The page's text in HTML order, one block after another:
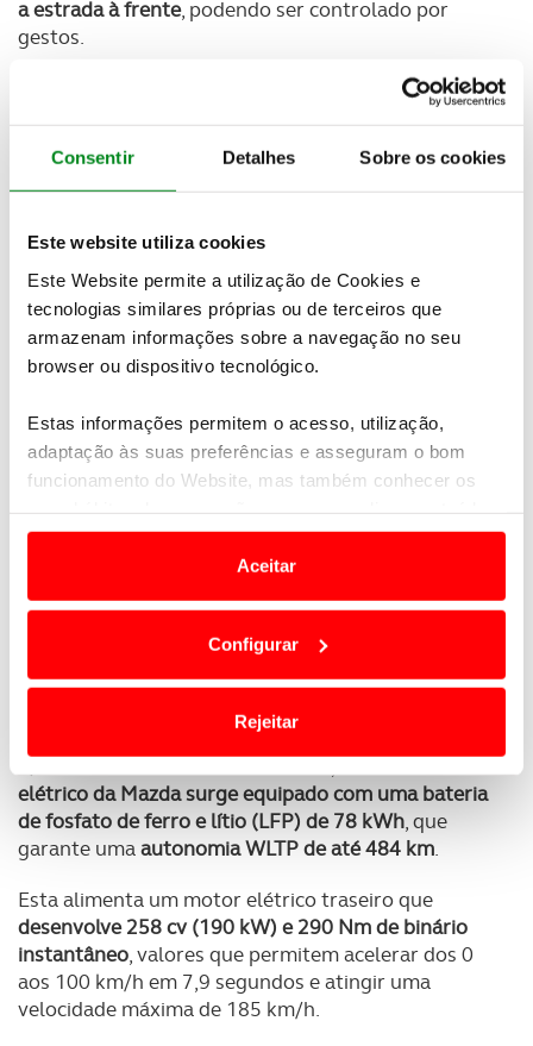
Consentir Detalhes Sobre os cookies
Este website utiliza cookies
Este Website permite a utilização de Cookies e
tecnologias similares próprias ou de terceiros que
armazenam informações sobre a navegação no seu
browser ou dispositivo tecnológico.
Estas informações permitem o acesso, utilização,
adaptação às suas preferências e asseguram o bom
funcionamento do Website, mas também conhecer os
e anúncios de modo a promover produtos e/ou serviços.
Em alguns casos, a utilização destas tecnologias
termos e a todo o tempo as suas preferências e limitando
o acesso a informações durante a navegação no
personalizar conteúdos e anúncios, para lhe proporcionar
funcionalidades de redes sociais, bem como para
analisar dados de navegação no nosso website.
Adicionalmente partilhamos informação, relativa à sua
utilização do nosso site de publicidade e de análise, com
parceiros e organizações na UE e em países terceiros.
O ACP garantirá que as transferências internacionais de
Aceitar
Configurar
Rejeitar
a estrada à frente, podendo ser controlado por
gestos.
Osistema de reconhecimento de voz multilingue
responde a comandos para ajustar a temperatura,
abrir janelas ou definir destinos.
CX-6e integra ainda Apple CarPlay e
Android Auto sem fiose uma aplicação dedicada
que permite controlar funções remotamente, gerir
a carga da bateria e partilhar chaves via Bluetooth.
Quanto às características técnicas, onovo SUV
elétrico da Mazda surge equipado com uma bateria
de fosfato de ferro e lítio (LFP) de 78 kWh, que
garante umaautonomia WLTP de até 484 km.
Esta alimenta um motor elétrico traseiro que
desenvolve 258 cv (190 kW) e 290 Nm de binário
instantâneo, valores que permitem acelerar dos 0
aos 100 km/h em 7,9 segundos e atingir uma
velocidade máxima de 185 km/h.